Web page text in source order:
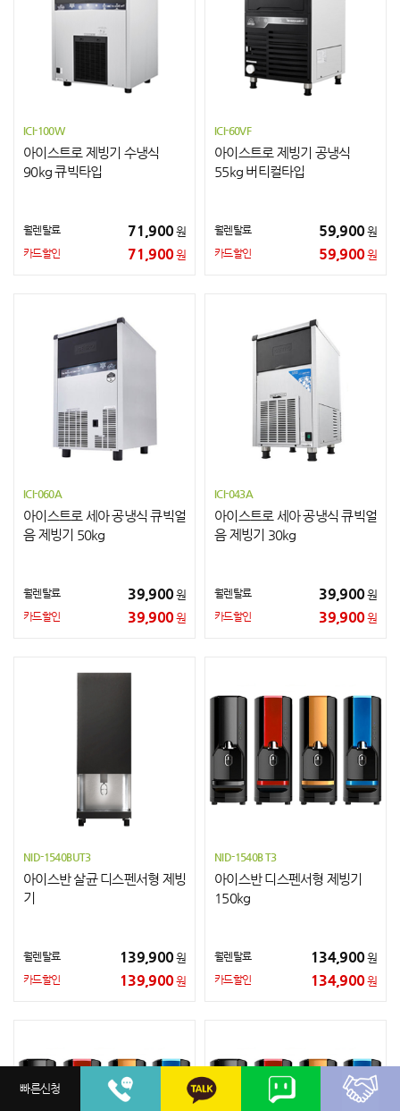
ICI-100W
아이스트로 제빙기 수냉식
90kg 큐빅타입
월렌탈료 71,900원
카드할인 71,900원
ICI-60VF
아이스트로 제빙기 공냉식
55kg 버티컬타입
월렌탈료 59,900원
카드할인 59,900원
ICI-060A
아이스트로 세아 공냉식 큐빅얼
음 제빙기 50kg
월렌탈료 39,900원
카드할인 39,900원
ICI-043A
아이스트로 세아 공냉식 큐빅얼
음 제빙기 30kg
월렌탈료 39,900원
카드할인 39,900원
NID-1540BUT3
아이스반 살균 디스펜서형 제빙
기
월렌탈료 139,900원
카드할인 139,900원
NID-1540B T3
아이스반 디스펜서형 제빙기
150kg
월렌탈료 134,900원
카드할인 134,900원
빠른신청